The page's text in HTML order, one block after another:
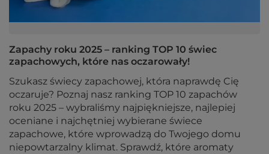
Zapachy roku 2025 – ranking TOP 10 świec
zapachowych, które nas oczarowały!
Szukasz świecy zapachowej, która naprawdę Cię
oczaruje? Poznaj nasz ranking TOP 10 zapachów
roku 2025 – wybraliśmy najpiękniejsze, najlepiej
oceniane i najchętniej wybierane świece
zapachowe, które wprowadzą do Twojego domu
niepowtarzalny klimat. Sprawdź, które aromaty